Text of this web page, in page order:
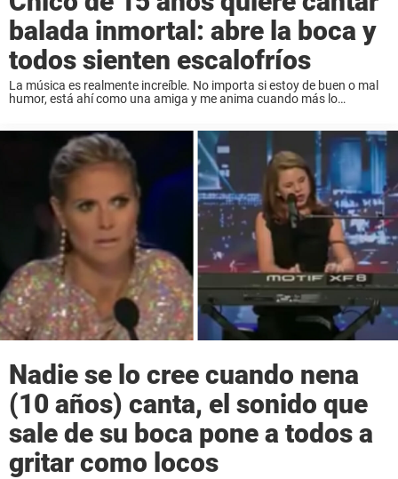
balada inmortal: abre la boca y
todos sienten escalofríos
La música es realmente increíble. No importa si estoy de buen o mal
humor, está ahí como una amiga y me anima cuando más lo
Nadie se lo cree cuando nena
(10 años) canta, el sonido que
sale de su boca pone a todos a
gritar como locos